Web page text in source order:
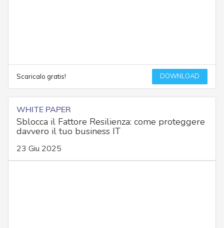
Scaricalo gratis! DOWNLOAD
WHITE PAPER
Sblocca il Fattore Resilienza: come proteggere
davvero il tuo business IT
23 Giu 2025